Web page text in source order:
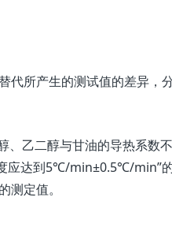
代所产生的测试值的差异，
、乙二醇与甘油的导热系数
应达到5℃/min±0.5℃/min”
测定值。